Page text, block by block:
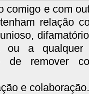
comigo e com
relação
ou a qualquer
de remover
e colaboração.